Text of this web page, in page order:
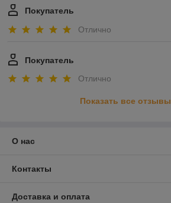
Покупатель
Отлично
Покупатель
Отлично
Показать все отзывы
О нас
Контакты
Доставка и оплата